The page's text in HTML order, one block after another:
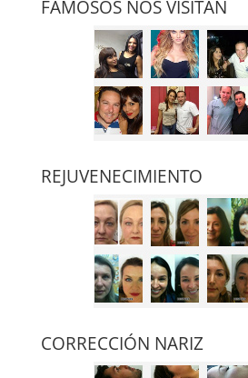
FAMOSOS NOS VISITAN
REJUVENECIMIENTO
CORRECCIÓN NARIZ